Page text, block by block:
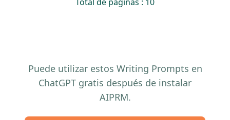
Total de páginas : 10
Puede utilizar estos Writing Prompts en
ChatGPT gratis después de instalar
AIPRM.